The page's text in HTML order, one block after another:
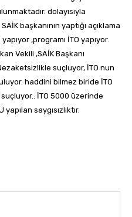
dolayısıyla
başkanının yaptığı açıklama
,programı İTO yapıyor.
Vekili ,SAİK Başkanı
suçluyor, İTO nun
haddini bilmez biride İTO
İTO 5000 üzerinde
saygısızlıktır.